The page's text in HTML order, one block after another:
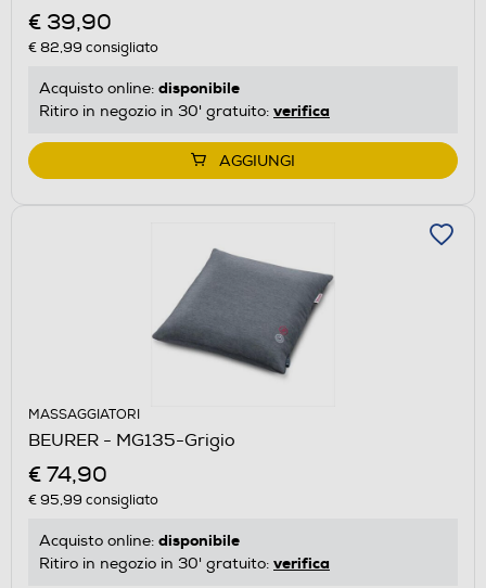
€ 39,90
€ 82,99 consigliato
Acquisto online: disponibile
Ritiro in negozio in 30' gratuito: verifica
AGGIUNGI
MASSAGGIATORI
BEURER - MG135-Grigio
€ 74,90
€ 95,99 consigliato
Acquisto online: disponibile
Ritiro in negozio in 30' gratuito: verifica